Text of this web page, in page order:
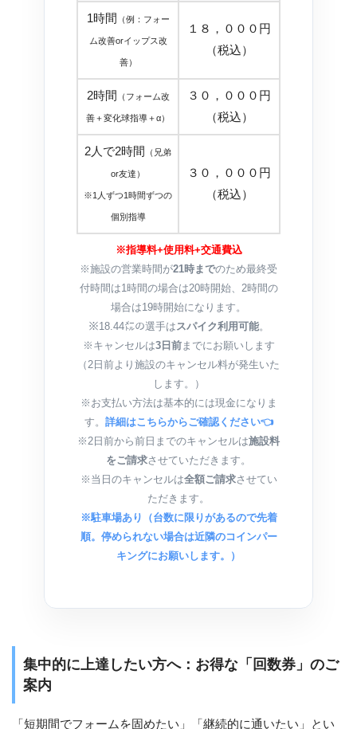
1時間 （例：フォー
ム改善orイップス改
善）
１８，０００円
（税込）
2時間 （フォーム改
善＋変化球指導＋α）
３０，０００円
（税込）
2人で2時間 （兄弟
or友達）
※1人ずつ1時間ずつの
個別指導
３０，０００円
（税込）
※指導料+使用料+交通費込
※施設の営業時間が21時までのため最終受
付時間は1時間の場合は20時開始、2時間の
場合は19時開始になります。
※18.44㍍の選手は スパイク利用可能。
※キャンセルは3日前までにお願いします
（2日前より施設のキャンセル料が発生いた
します。）
※お支払い方法は基本的には現金になりま
す。 詳細はこちらからご確認ください👈
※2日前から前日までのキャンセルは施設料
をご請求させていただきます。
※当日のキャンセルは全額ご請求させてい
ただきます。
※駐車場あり（台数に限りがあるので先着
順。停められない場合は近隣のコインパー
キングにお願いします。）
集中的に上達したい方へ：お得な「回数券」のご
案内
「短期間でフォームを固めたい」「継続的に通いたい」とい